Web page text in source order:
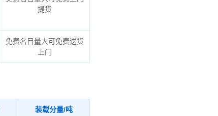
提货
免费名目量大可免费送货
上门
装载分量/吨